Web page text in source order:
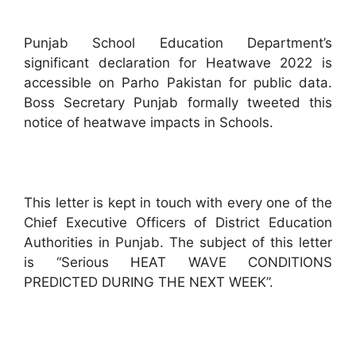
Punjab School Education Department’s
significant declaration for Heatwave 2022 is
accessible on Parho Pakistan for public data.
Boss Secretary Punjab formally tweeted this
notice of heatwave impacts in Schools.
This letter is kept in touch with every one of the
Chief Executive Officers of District Education
Authorities in Punjab. The subject of this letter
is “Serious HEAT WAVE CONDITIONS
PREDICTED DURING THE NEXT WEEK”.